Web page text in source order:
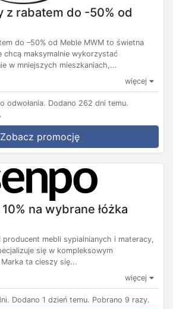
z rabatem do -50% od
do –50% od Meble MWM to świetna
maksymalnie wykorzystać
w mniejszych mieszkaniach,...
więcej
odwołania. Dodano 262 dni temu.
Zobacz promocję
na wybrane łóżka
mebli sypialnianych i materacy,
się w kompleksowym
ta cieszy się...
więcej
Dodano 1 dzień temu. Pobrano 9 razy.